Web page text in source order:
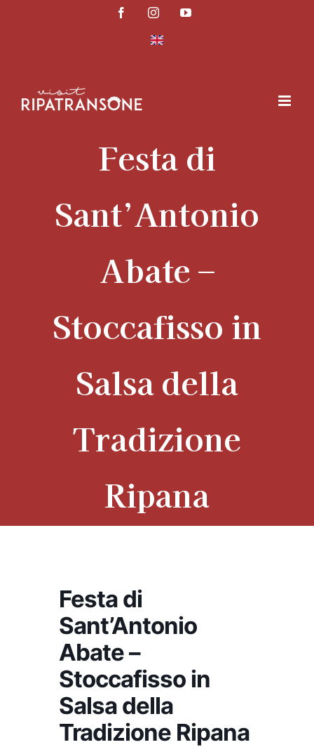
FacebookInstagramYouTube
Festa di
Sant’Antonio
Abate –
Stoccafisso in
Salsa della
Tradizione
Ripana
Festa di
Sant’Antonio
Abate –
Stoccafisso in
Salsa della
Tradizione Ripana